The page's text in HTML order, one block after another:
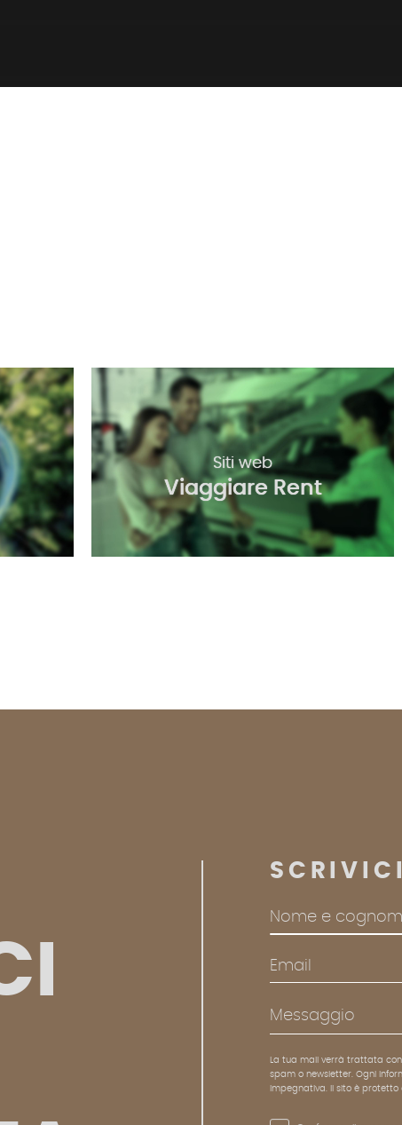
Siti web
Viaggiare Rent
Nome e
Email
Messaggio
La tua mail verrà trattata con
spam o newsletter. Ogni
impegnativa. Il sito è protetto